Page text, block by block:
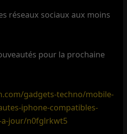
réseaux sociaux aux moins
pour la prochaine
gadgets-techno/mobile-
iphone-compatibles-
a-jour/n0fglrkwt5